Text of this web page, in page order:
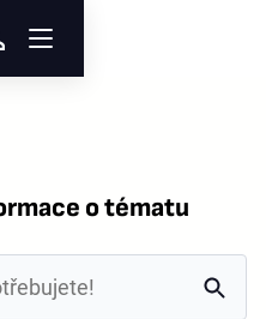
o tématu